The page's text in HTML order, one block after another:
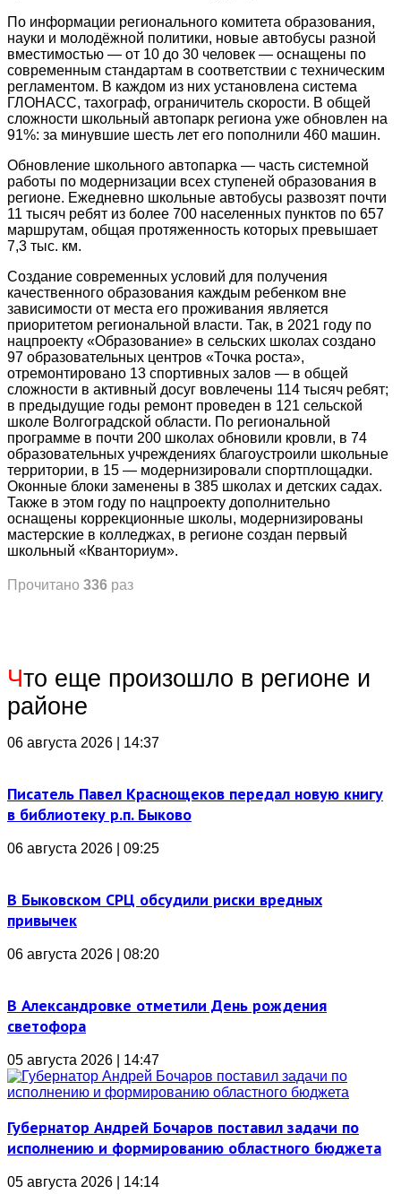
По информации регионального комитета образования,
науки и молодёжной политики, новые автобусы разной
вместимостью — от 10 до 30 человек — оснащены по
современным стандартам в соответствии с техническим
регламентом. В каждом из них установлена система
ГЛОНАСС, тахограф, ограничитель скорости. В общей
сложности школьный автопарк региона уже обновлен на
91%: за минувшие шесть лет его пополнили 460 машин.
Обновление школьного автопарка — часть системной
работы по модернизации всех ступеней образования в
регионе. Ежедневно школьные автобусы развозят почти
11 тысяч ребят из более 700 населенных пунктов по 657
маршрутам, общая протяженность которых превышает
7,3 тыс. км.
Создание современных условий для получения
качественного образования каждым ребенком вне
зависимости от места его проживания является
приоритетом региональной власти. Так, в 2021 году по
нацпроекту «Образование» в сельских школах создано
97 образовательных центров «Точка роста»,
отремонтировано 13 спортивных залов — в общей
сложности в активный досуг вовлечены 114 тысяч ребят;
в предыдущие годы ремонт проведен в 121 сельской
школе Волгоградской области. По региональной
программе в почти 200 школах обновили кровли, в 74
образовательных учреждениях благоустроили школьные
территории, в 15 — модернизировали спортплощадки.
Оконные блоки заменены в 385 школах и детских садах.
Также в этом году по нацпроекту дополнительно
оснащены коррекционные школы, модернизированы
мастерские в колледжах, в регионе создан первый
школьный «Кванториум».
Прочитано 336 раз
Что еще произошло в регионе и
районе
06 августа 2026 | 14:37
Писатель Павел Краснощеков передал новую книгу
в библиотеку р.п. Быково
06 августа 2026 | 09:25
В Быковском СРЦ обсудили риски вредных
привычек
06 августа 2026 | 08:20
В Александровке отметили День рождения
светофора
05 августа 2026 | 14:47
Губернатор Андрей Бочаров поставил задачи по
исполнению и формированию областного бюджета
05 августа 2026 | 14:14